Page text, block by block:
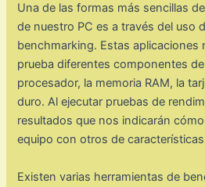
Una de las formas más sencillas
de nuestro PC es a través del uso
benchmarking. Estas aplicaciones
prueba diferentes componentes
procesador, la memoria RAM, la
duro. Al ejecutar pruebas de
resultados que nos indicarán
equipo con otros de
Existen varias herramientas de